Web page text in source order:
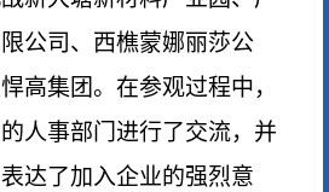
公司、西樵蒙娜丽莎公
高集团。在参观过程中，
人事部门进行了交流， 并
达了加入企业的强烈意